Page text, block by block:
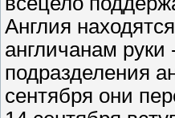
Англия
англичанам
подразделения
сентября они